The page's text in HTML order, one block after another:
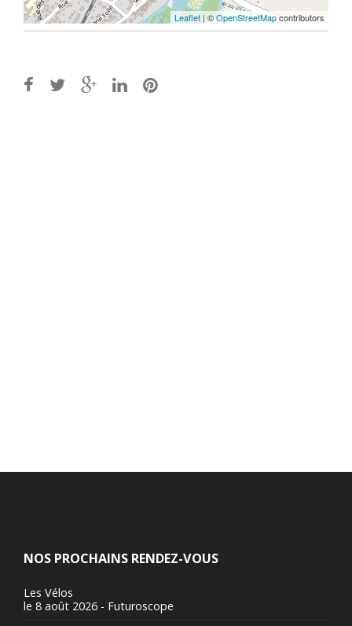
Leaflet | ©OpenStreetMapcontributors
NOS PROCHAINS RENDEZ-VOUS
Les Vélos
le 8 août 2026 - Futuroscope